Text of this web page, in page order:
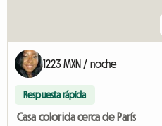
1223 MXN / noche
Respuesta rápida
Casa colorida cerca de París